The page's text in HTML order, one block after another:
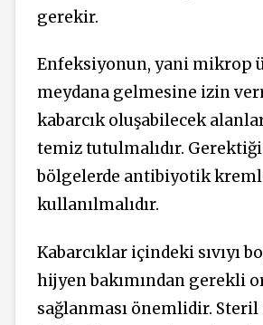
gerekir.
Enfeksiyonun, yani mikrop
meydana gelmesine izin
kabarcık oluşabilecek
temiz tutulmalıdır.
bölgelerde antibiyotik
kullanılmalıdır.
Kabarcıklar içindeki sıvıyı
hijyen bakımından gerekli
sağlanması önemlidir. Steril